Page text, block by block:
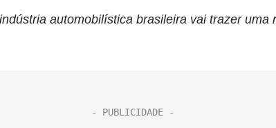
automobilística brasileira vai trazer uma